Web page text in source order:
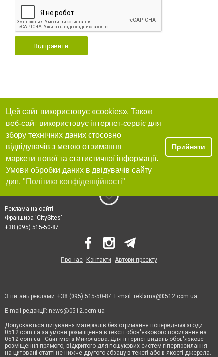
Відправити
Цей сайт використовує «cookies». Також
веб-сайт використовує інтернет-сервіс для
збору технічних даних стосовно
відвідувачів з метою отримання
маркетингової та статистичної інформації.
Умови обробки даних відвідувачів сайту
див. "Політика конфіденційності"
Прийняти
Реклама на сайті
Франшиза "CitySites"
+38 (095) 515-50-87
Про нас Контакти Автори проєкту
З питань реклами: +38 (095) 515-50-87. E-mail: reklama@0512.com.ua
E-mail редакції: news@0512.com.ua
Допускається цитування матеріалів без отримання попередньої згоди
0512.com.ua за умови розміщення в тексті обов'язкового посилання на
0512.com.ua - Сайт міста Миколаєва. Для інтернет-видань обов'язкове
розміщення прямого, відкритого для пошукових систем гіперпосилання
на цитовані статті не нижче другого абзацу в тексті або в якості джерела.